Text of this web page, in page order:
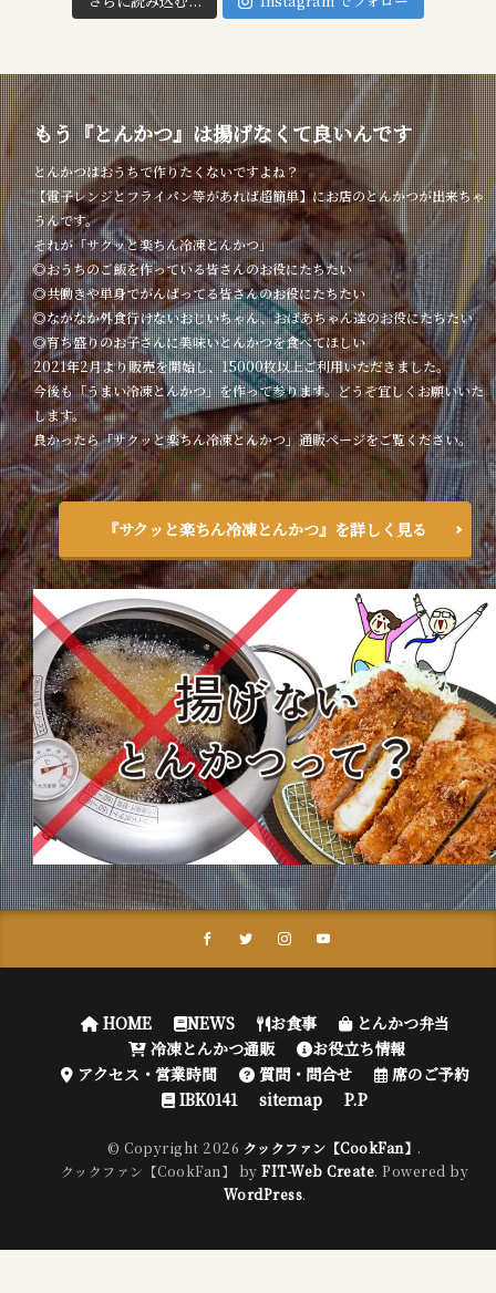
もう『とんかつ』は揚げなくて良いんです
とんかつはおうちで作りたくないですよね？
【電子レンジとフライパン等があれば超簡単】にお店のとんかつが出来ちゃ
うんです。
それが「サクッと楽ちん冷凍とんかつ」
◎おうちのご飯を作っている皆さんのお役にたちたい
◎共働きや単身でがんばってる皆さんのお役にたちたい
◎なかなか外食行けないおじいちゃん、おばあちゃん達のお役にたちたい
◎育ち盛りのお子さんに美味いとんかつを食べてほしい
2021年2月より販売を開始し、15000枚以上ご利用いただきました。
今後も「うまい冷凍とんかつ」を作って参ります。どうぞ宜しくお願いいた
します。
良かったら「サクッと楽ちん冷凍とんかつ」通販ページをご覧ください。
『サクッと楽ちん冷凍とんかつ』を詳しく見る
HOME NEWS お食事
とんかつ弁当
冷凍とんかつ通販
お役立ち情報
アクセス・営業時間
質問・問合せ
席のご予約
IBK0141
sitemap P.P
© Copyright 2026 クックファン【CookFan】 .
クックファン【CookFan】 byFIT-Web Create. Powered by
WordPress.